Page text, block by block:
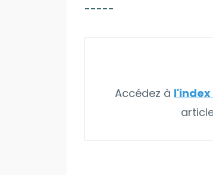
-----
Accédez à